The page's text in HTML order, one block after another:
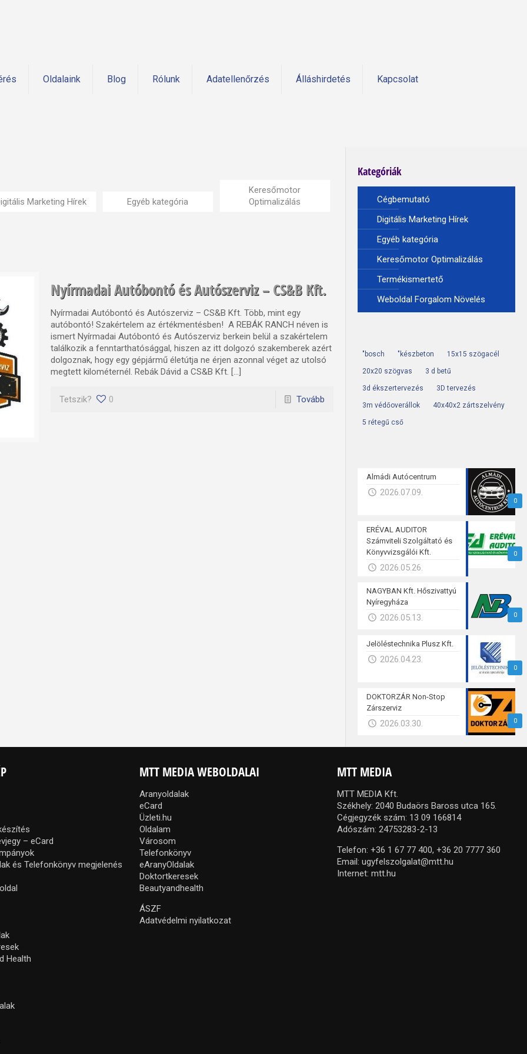
Oldalaink Blog Rólunk Adatellenőrzés Álláshirdetés Kapcsolat
Marketing Hírek Egyéb kategória
Keresőmotor
Optimalizálás
Nyírmadai Autóbontó és Autószerviz – CS&B Kft.
Nyírmadai Autóbontó és Autószerviz – CS&B Kft. Több, mint egy
autóbontó! Szakértelem az értékmentésben! A REBÁK RANCH néven is
ismert Nyírmadai Autóbontó és Autószerviz berkein belül a szakértelem
találkozik a fenntarthatósággal, hiszen az itt dolgozó szakemberek azért
dolgoznak, hogy egy gépjármű életútja ne érjen azonnal véget az utolsó
megtett kilométernél. Rebák Dávid a CS&B Kft. […]
Tetszik? 0 Tovább
Kategóriák
Cégbemutató
Digitális Marketing Hírek
Egyéb kategória
Keresőmotor Optimalizálás
Termékismertető
Weboldal Forgalom Növelés
"bosch "készbeton 15x15 szögacél
20x20 szögvas 3 d betű
3d ékszertervezés 3D tervezés
3m védőoverállok 40x40x2 zártszelvény
5 rétegű cső
0
Almádi Autócentrum
2026.07.09.
0
ERÉVAL AUDITOR
Számviteli Szolgáltató és
Könyvvizsgálói Kft.
2026.05.26.
0
NAGYBAN Kft. Hőszivattyú
Nyíregyháza
2026.05.13.
0
Jelöléstechnika Plusz Kft.
2026.04.23.
0
DOKTORZÁR Non-Stop
Zárszerviz
2026.03.30.
– eCard
és Telefonkönyv megjelenés
Health
MTT MEDIA WEBOLDALAI
Aranyoldalak
eCard
Üzleti.hu
Oldalam
Városom
Telefonkönyv
eAranyOldalak
Doktortkeresek
Beautyandhealth
ÁSZF
Adatvédelmi nyilatkozat
MTT MEDIA
MTT MEDIA Kft.
Székhely: 2040 Budaörs Baross utca 165.
Cégjegyzék szám: 13 09 166814
Adószám: 24753283-2-13
Telefon:+36 1 67 77 400, +36 20 7777 360
Email:ugyfelszolgalat@mtt.hu
Internet:mtt.hu